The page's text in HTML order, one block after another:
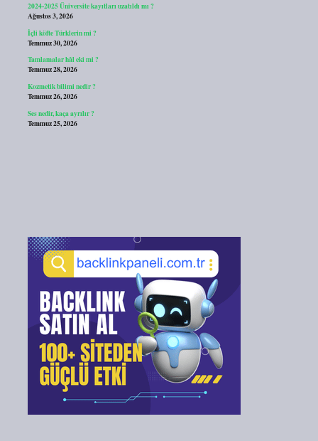
2024-2025 Üniversite kayıtları uzatıldı mı ?
Ağustos 3, 2026
İçli köfte Türklerin mi ?
Temmuz 30, 2026
Tamlamalar hâl eki mi ?
Temmuz 28, 2026
Kozmetik bilimi nedir ?
Temmuz 26, 2026
Ses nedir, kaça ayrılır ?
Temmuz 25, 2026